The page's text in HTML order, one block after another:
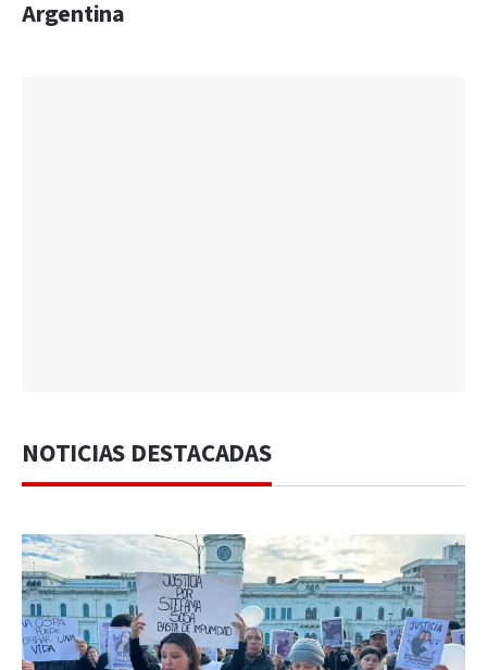
Argentina
NOTICIAS DESTACADAS